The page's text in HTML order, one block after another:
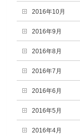
2016年10月
2016年9月
2016年8月
2016年7月
2016年6月
2016年5月
2016年4月